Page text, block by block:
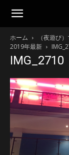
ホーム
（夜遊び
2019年最新
IMG_2710